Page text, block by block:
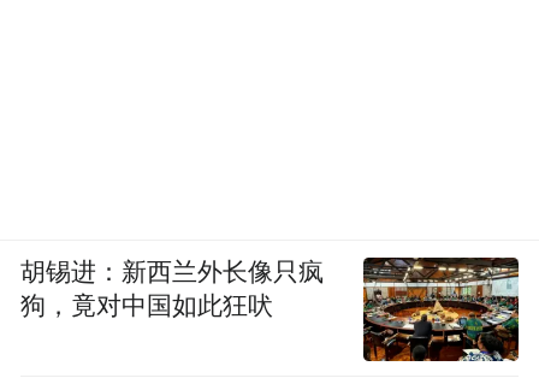
胡锡进：新西兰外长像只疯
狗，竟对中国如此狂吠